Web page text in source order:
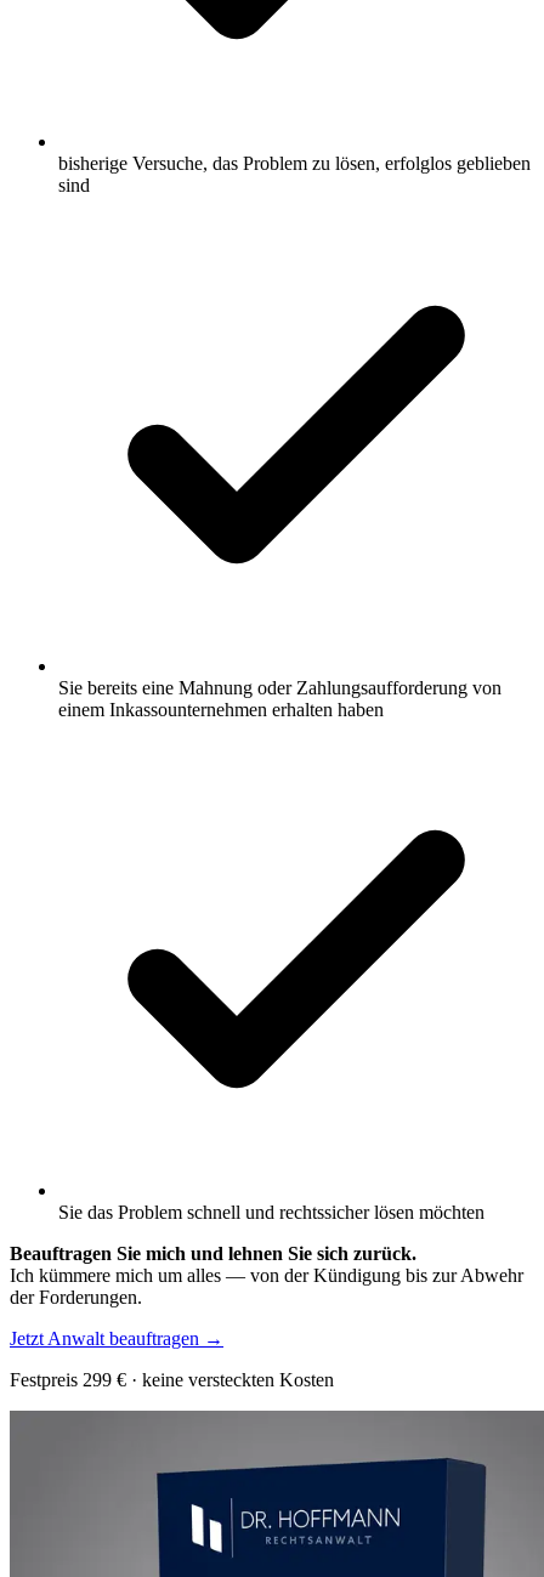
bisherige Versuche, das Problem zu lösen, erfolglos geblieben
sind
Sie bereits eine Mahnung oder Zahlungsaufforderung von
einem Inkassounternehmen erhalten haben
Sie das Problem schnell und rechtssicher lösen möchten
Beauftragen Sie mich und lehnen Sie sich zurück.
Ich kümmere mich um alles — von der Kündigung bis zur Abwehr
der Forderungen.
Jetzt Anwalt beauftragen →
Festpreis 299 € · keine versteckten Kosten